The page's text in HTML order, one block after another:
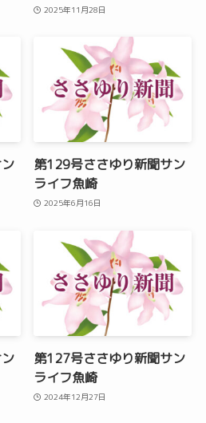
2025年11月28日
第129号ささゆり新聞サン
ライフ魚崎
2025年6月16日
第127号ささゆり新聞サン
ライフ魚崎
2024年12月27日